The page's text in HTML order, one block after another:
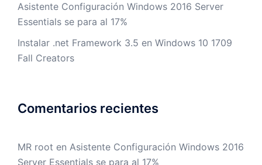
Asistente Configuración Windows 2016 Server
Essentials se para al 17%
Instalar .net Framework 3.5 en Windows 10 1709
Fall Creators
Comentarios recientes
MR root en Asistente Configuración Windows 2016
Server Essentials se para al 17%